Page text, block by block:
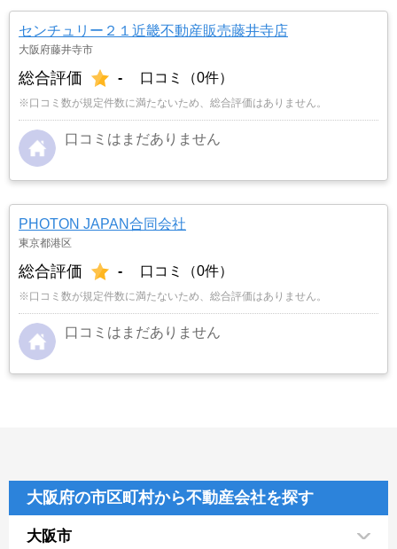
センチュリー２１近畿不動産販売藤井寺店
大阪府藤井寺市
総合評価 - 口コミ（0件）
※口コミ数が規定件数に満たないため、総合評価はありません。
口コミはまだありません
PHOTON JAPAN合同会社
東京都港区
総合評価 - 口コミ（0件）
※口コミ数が規定件数に満たないため、総合評価はありません。
口コミはまだありません
大阪府の市区町村から不動産会社を探す
大阪市